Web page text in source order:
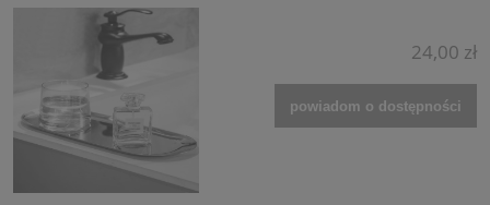
24,00 zł
powiadom o dostępności